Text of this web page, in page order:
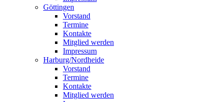
Göttingen
Vorstand
Termine
Kontakte
Mitglied werden
Impressum
Harburg/Nordheide
Vorstand
Termine
Kontakte
Mitglied werden